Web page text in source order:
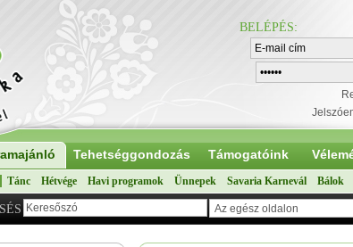
BELÉPÉS:
Tehetséggondozás Támogatóink
Tánc Hétvége Havi programok Ünnepek Savaria Karnevál Bálok